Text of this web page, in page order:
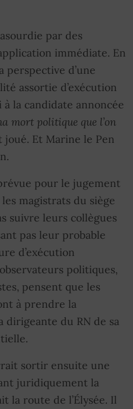
par des
immédiate. En
perspective d’une
assortie d’exécution
la candidate annoncée
mort politique que l’on
joué. Et Marine le Pen
pour le jugement
magistrats du siège
suivre leurs collègues
pas leur probable
d’exécution
politiques,
pensent que les
à prendre la
dirigeante du RN de sa
sortir ensuite une
juridiquement la
la route de l’Élysée. Il